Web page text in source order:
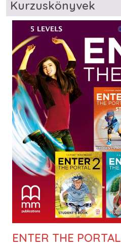
Kurzuskönyvek
Image
ENTER THE PORTAL